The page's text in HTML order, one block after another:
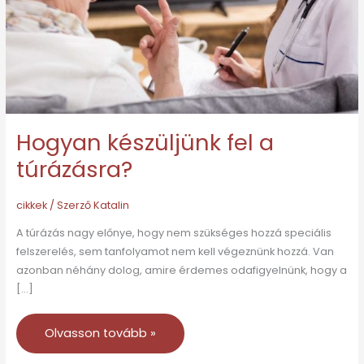
Hogyan készüljünk fel a
túrázásra?
cikkek/ SzerzőKatalin
A túrázás nagy előnye, hogy nem szükséges hozzá speciális
felszerelés, sem tanfolyamot nem kell végeznünk hozzá. Van
azonban néhány dolog, amire érdemes odafigyelnünk, hogy a
[…]
Olvasson tovább »